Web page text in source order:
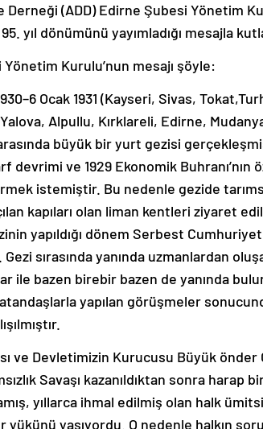
Derneği (ADD) Edirne Şubesi Yönetim
yıl dönümünü yayımladığı mesajla
Kurulu’nun mesajı şöyle:
Ocak 1931 (Kayseri, Sivas,
Alpullu, Kırklareli, Edirne,
büyük bir yurt gezisi
devrimi ve 1929 Ekonomik
istemiştir. Bu nedenle gezide
kapıları olan liman kentleri ziyaret
yapıldığı dönem Serbest
Gezi sırasında yanında uzmanlardan
ile bazen birebir bazen de yanında
yapılan görüşmeler
ve Devletimizin Kurucusu Büyük
Savaşı kazanıldıktan sonra harap
yıllarca ihmal edilmiş olan halk
yükünü yaşıyordu. O nedenle halkın